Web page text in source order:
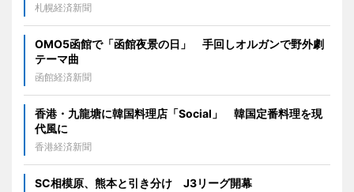
札幌経済新聞
OMO5函館で「函館夜景の日」 手回しオルガンで野外劇
テーマ曲
函館経済新聞
香港・九龍塘に韓国料理店「Social」 韓国定番料理を現
代風に
香港経済新聞
SC相模原、熊本と引き分け J3リーグ開幕